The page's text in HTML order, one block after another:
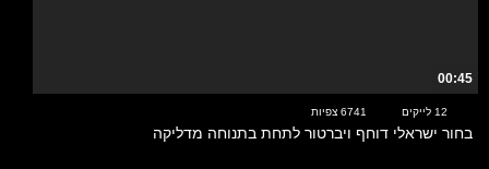
00:45
12 לייקים 6741 צפיות
בחור ישראלי דוחף ויברטור לתחת בתנוחה מדליקה